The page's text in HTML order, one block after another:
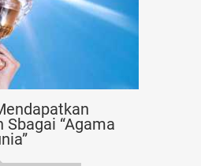
Sbagai “Agama